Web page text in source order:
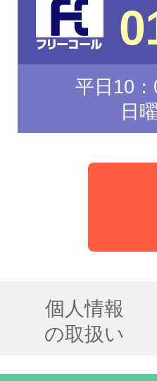
平日10
日
個人情報
の取扱い